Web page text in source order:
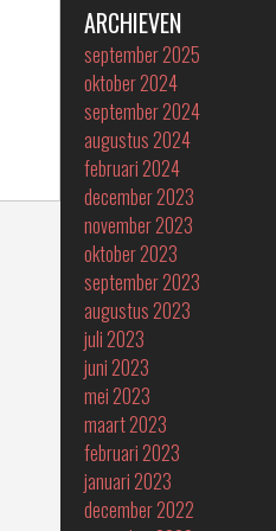
ARCHIEVEN
september 2025
oktober 2024
september 2024
augustus 2024
februari 2024
december 2023
november 2023
oktober 2023
september 2023
augustus 2023
juli 2023
juni 2023
mei 2023
maart 2023
februari 2023
januari 2023
december 2022